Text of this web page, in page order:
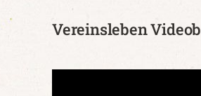
Vereinsleben